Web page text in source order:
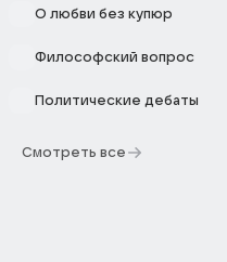
О любви без купюр
Философский вопрос
Политические дебаты
Смотреть все